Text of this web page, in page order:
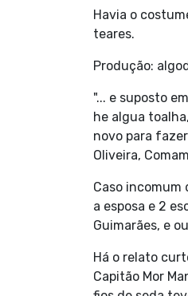
Havia o
teares.
Produção:
"... e suposto
he algua
novo para
Oliveira,
Caso incomum
a esposa e 2
Guimarães, e
Há o relato
Capitão Mor